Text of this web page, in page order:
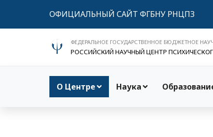
ОФИЦИАЛЬНЫЙ САЙТ ФГБНУ РНЦПЗ
ФЕДЕРАЛЬНОЕ ГОСУДАРСТВЕННОЕ БЮДЖЕТНОЕ
РОССИЙСКИЙ НАУЧНЫЙ ЦЕНТР
О Центре Наука